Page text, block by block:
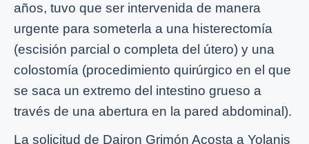
años, tuvo que ser intervenida de manera
urgente para someterla a una histerectomía
(escisión parcial o completa del útero) y una
colostomía (procedimiento quirúrgico en el que
se saca un extremo del intestino grueso a
través de una abertura en la pared abdominal).
La solicitud de Dairon Grimón Acosta a Yolanis